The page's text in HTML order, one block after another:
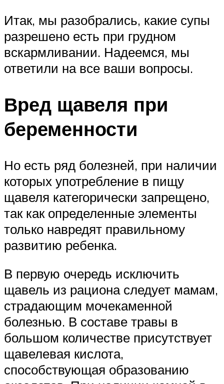
Итак, мы разобрались, какие супы
разрешено есть при грудном
вскармливании. Надеемся, мы
ответили на все ваши вопросы.
Вред щавеля при
беременности
Но есть ряд болезней, при наличии
которых употребление в пищу
щавеля категорически запрещено,
так как определенные элементы
только навредят правильному
развитию ребенка.
В первую очередь исключить
щавель из рациона следует мамам,
страдающим мочекаменной
болезнью. В составе травы в
большом количестве присутствует
щавелевая кислота,
способствующая образованию